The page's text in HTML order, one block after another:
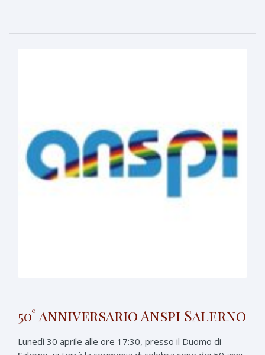
50° anniversario Anspi Salerno
Lunedì 30 aprile alle ore 17:30, presso il Duomo di